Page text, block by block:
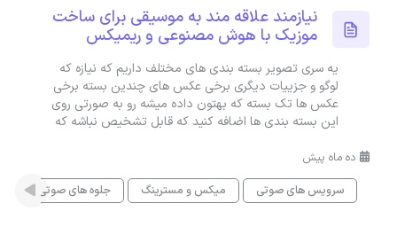
نیازمند علاقه مند به موسیقی برای ساخت
موزیک با هوش مصنوعی و ریمیکس
یه سری تصویر بسته بندی های مختلف داریم که نیازه که
لوگو و جزییات دیگری برخی عکس های چندین بسته برخی
عکس ها تک بسته که بهتون داده میشه رو به صورتی روی
این بسته بندی ها اضافه کنید که قابل تشخیص نباشه که
ده ماه پیش
سرویس های صوتی
میکس و مسترینگ جلوه های صوتی و